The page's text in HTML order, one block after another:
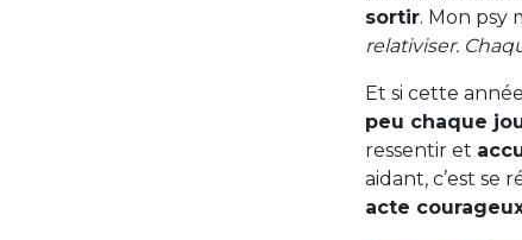
sortir. Mon psy
relativiser.
Et si cette
peu chaque
ressentir et
aidant, c’est se
acte